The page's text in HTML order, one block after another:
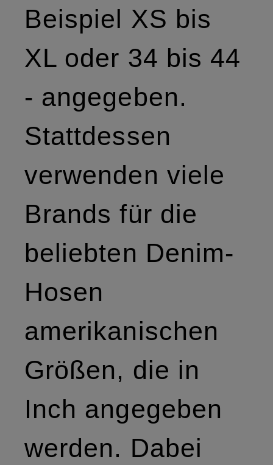
Beispiel XS bis
XL oder 34 bis 44
- angegeben.
Stattdessen
verwenden viele
Brands für die
beliebten Denim-
Hosen
amerikanischen
Größen, die in
Inch angegeben
werden. Dabei